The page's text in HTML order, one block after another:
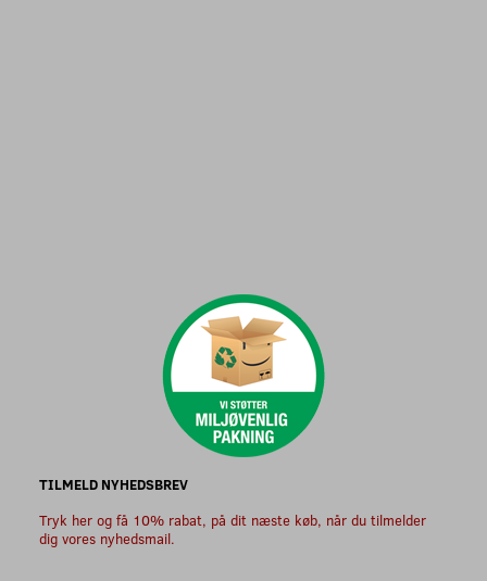
TILMELD NYHEDSBREV
Tryk her og få 10% rabat, på dit næste køb, når du tilmelder
dig vores nyhedsmail.